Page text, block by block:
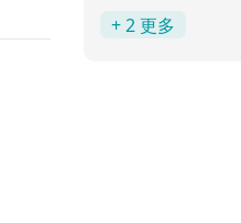
+ 2 更多